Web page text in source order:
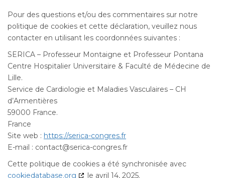
Pour des questions et/ou des commentaires sur notre
politique de cookies et cette déclaration, veuillez nous
contacter en utilisant les coordonnées suivantes :
SERICA – Professeur Montaigne et Professeur Pontana
Centre Hospitalier Universitaire & Faculté de Médecine de
Lille.
Service de Cardiologie et Maladies Vasculaires – CH
d’Armentières
59000 France.
France
Site web : https://serica-congres.fr
E-mail : contact@serica-congres.fr
Cette politique de cookies a été synchronisée avec
cookiedatabase.org
le avril 14, 2025.